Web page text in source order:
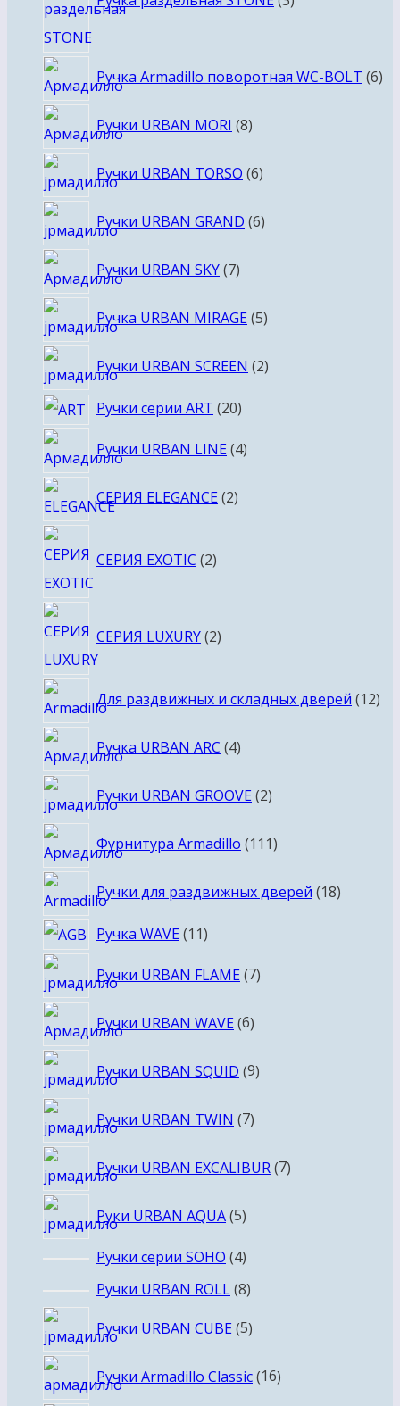
Ручка Armadillo поворотная WC-BOLT 66
Ручки URBAN MORI 88
Ручки URBAN TORSO 66
Ручки URBAN GRAND 66
Ручки URBAN SKY 77
Ручка URBAN MIRAGE 55
Ручки URBAN SCREEN 22
Ручки серии ART 2020
Ручки URBAN LINE 44
СЕРИЯ ELEGANCE 22
СЕРИЯ EXOTIC 2товара
СЕРИЯ LUXURY 2товара
Для раздвижных и складных дверей 1212
Ручка URBAN ARC 44
Ручки URBAN GROOVE 22
Фурнитура Armadillo 111111
Ручки для раздвижных дверей 1818
Ручка WAVE 1111
Ручки URBAN FLAME 77
Ручки URBAN WAVE 66
Ручки URBAN SQUID 99
Ручки URBAN TWIN 77
Ручки URBAN EXCALIBUR 77
Руки URBAN AQUA 55
Ручки серии SOHO 44
товара
Ручки URBAN ROLL 88
товаров
Ручки URBAN CUBE 55
Ручки Armadillo Classic 1616